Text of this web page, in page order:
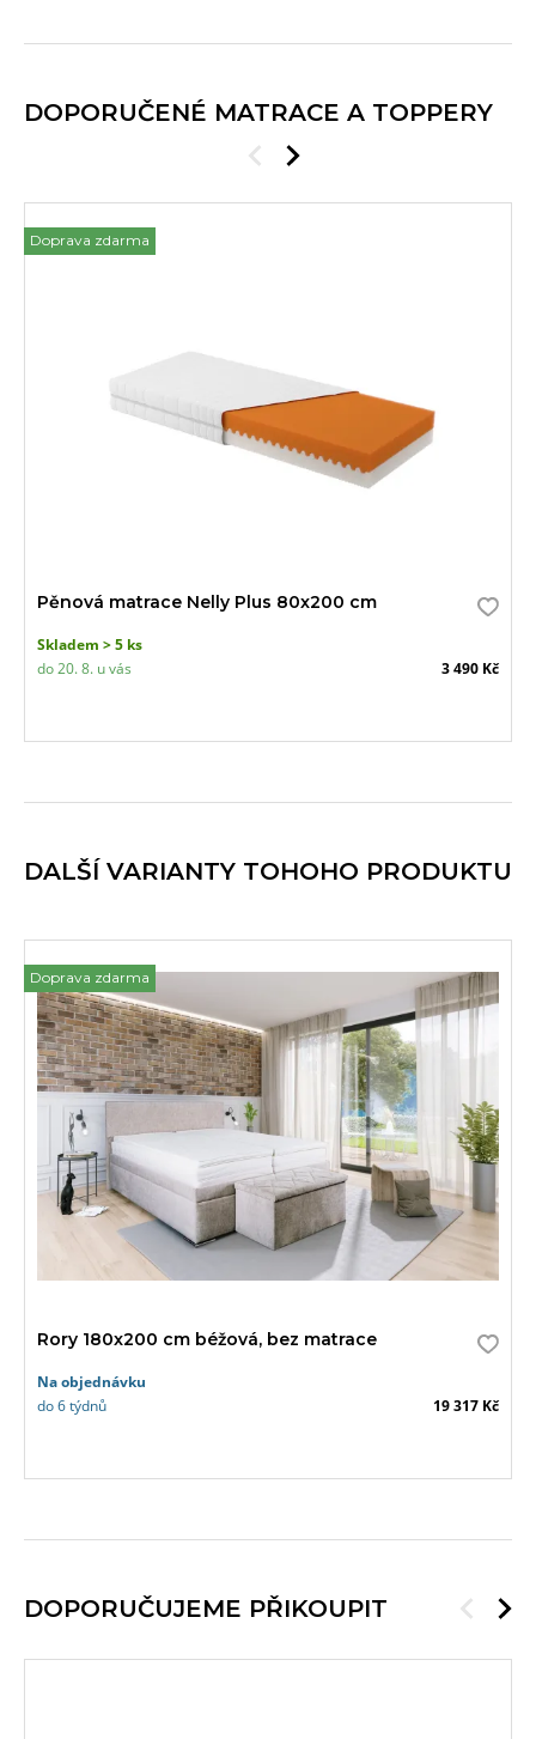
DOPORUČENÉ MATRACE A TOPPERY
Doprava zdarma
Pěnová matrace Nelly Plus 80x200 cm
Skladem > 5 ks
do 20. 8. u vás
3 490 Kč
DALŠÍ VARIANTY TOHOHO PRODUKTU
Doprava zdarma
Rory 180x200 cm béžová, bez matrace
Na objednávku
do 6 týdnů
19 317 Kč
DOPORUČUJEME PŘIKOUPIT